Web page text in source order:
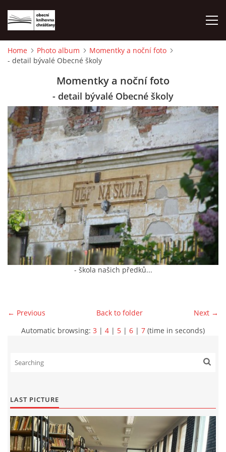
HOME
© 2026 eStránky.cz |WebSlice |Print | Updated: 2026-08-01|Up ↑
Home Photo album
Momentky a noční foto
- detail bývalé Obecné školy
Momentky a noční foto
- detail bývalé Obecné školy
- škola našich předků...
← Previous Next →
Back to folder
Automatic browsing: 3 | 4 | 5 | 6 | 7 (time in seconds)
LAST PICTURE